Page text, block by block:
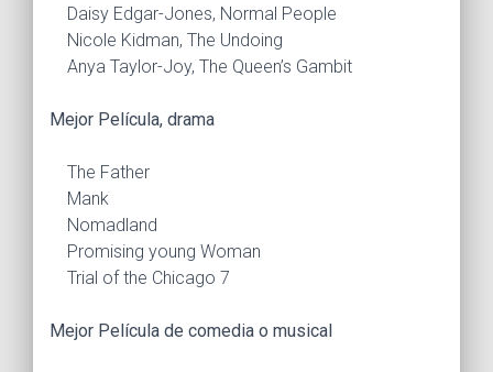
Daisy Edgar-Jones, Normal People
Nicole Kidman, The Undoing
Anya Taylor-Joy, The Queen’s Gambit
Mejor Película, drama
The Father
Mank
Nomadland
Promising young Woman
Trial of the Chicago 7
Mejor Película de comedia o musical